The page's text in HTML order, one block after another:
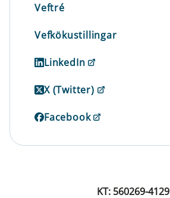
Veftré
Vefkökustillingar
LinkedIn
X (Twitter)
Facebook
KT: 560269-4129